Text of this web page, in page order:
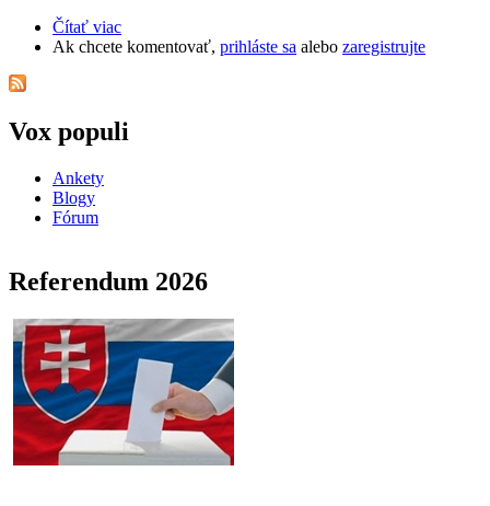
Čítať viac
Ak chcete komentovať, prihláste sa alebo zaregistrujte
Vox populi
Ankety
Blogy
Fórum
Referendum 2026